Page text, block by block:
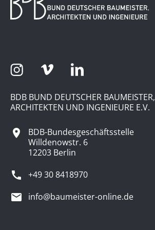
BDB BUND DEUTSCHER BAUMEISTER,
ARCHITEKTEN UND INGENIEURE E.V.
BDB-Bundesgeschäftsstelle
Willdenowstr. 6
12203 Berlin
+49 30 8418970
info@baumeister-online.de